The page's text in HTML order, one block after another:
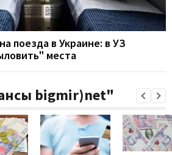
поезда в Украине: в УЗ
места
bigmir)net"